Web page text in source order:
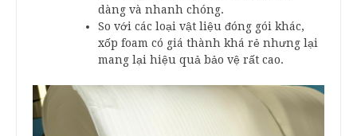
dàng và nhanh chóng.
So với các loại vật liệu đóng gói khác,
xốp foam có giá thành khá rẻ nhưng lại
mang lại hiệu quả bảo vệ rất cao.